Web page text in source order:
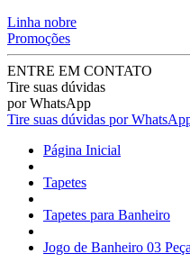
Linha nobre
Promoções
ENTRE EM CONTATO
Tire suas dúvidas
por WhatsApp
Tire suas dúvidas por
Página Inicial
Tapetes
Tapetes para Banheiro
Jogo de Banheiro 03